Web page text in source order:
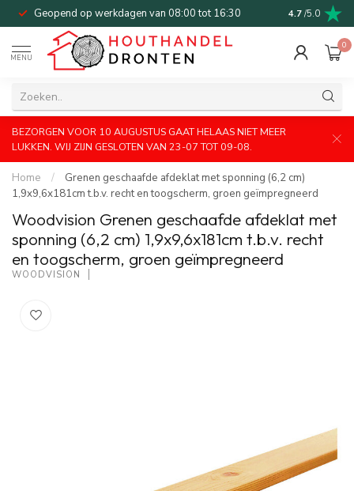
Geopend op werkdagen van 08:00 tot 16:30 Bel of mail
4.7 /5.0
MENU
0
BEZORGEN VOOR 10 AUGUSTUS GAAT HELAAS NIET MEER
LUKKEN. WIJ ZIJN GESLOTEN VAN 23-07 TOT 09-08.
Home /
Grenen geschaafde afdeklat met sponning (6,2 cm)
1,9x9,6x181cm t.b.v. recht en toogscherm, groen geïmpregneerd
Woodvision Grenen geschaafde afdeklat met
sponning (6,2 cm) 1,9x9,6x181cm t.b.v. recht
en toogscherm, groen geïmpregneerd
WOODVISION